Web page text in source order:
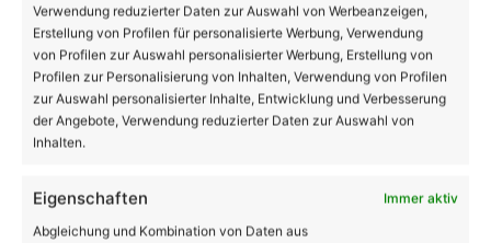
Verwendung reduzierter Daten zur Auswahl von Werbeanzeigen,
Erstellung von Profilen für personalisierte Werbung, Verwendung
von Profilen zur Auswahl personalisierter Werbung, Erstellung von
Profilen zur Personalisierung von Inhalten, Verwendung von Profilen
zur Auswahl personalisierter Inhalte, Entwicklung und Verbesserung
der Angebote, Verwendung reduzierter Daten zur Auswahl von
Inhalten.
Eigenschaften
Immer aktiv
Abgleichung und Kombination von Daten aus